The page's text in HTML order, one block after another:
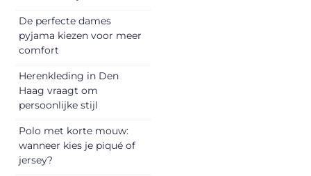
De perfecte dames
pyjama kiezen voor meer
comfort
Herenkleding in Den
Haag vraagt om
persoonlijke stijl
Polo met korte mouw:
wanneer kies je piqué of
jersey?